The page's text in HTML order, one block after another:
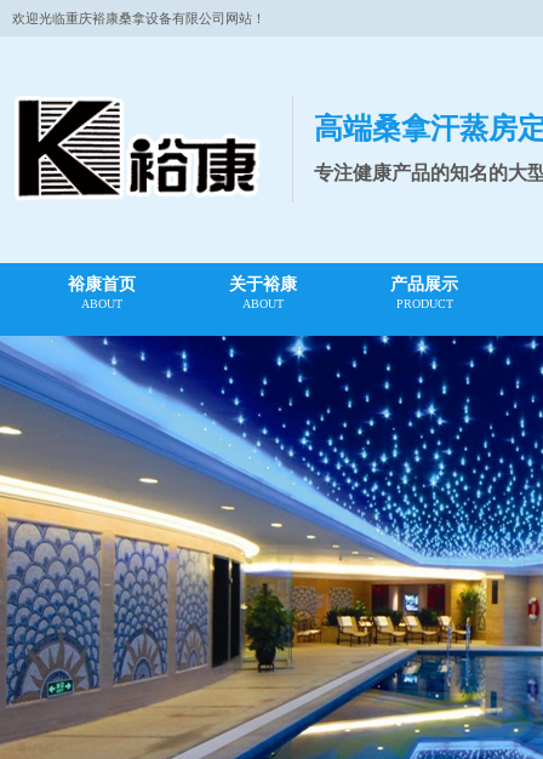
欢迎光临重庆裕康桑拿设备有限公司网站！
高端桑拿汗蒸房
专注健康产品的知名的大
裕康首页
ABOUT
关于裕康
ABOUT
产品展示
PRODUCT